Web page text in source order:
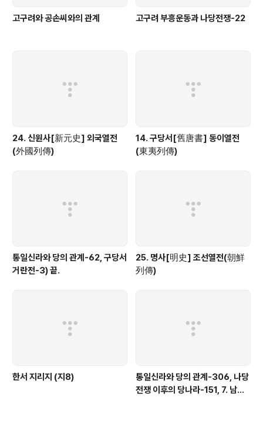
고구려와 공손씨와의 관계 고구려 부흥운동과 나당전쟁-22
24. 신원사[新元史] 외국열전
(外國列傳)
14. 구당서[舊唐書] 동이열전
(東夷列傳)
통일신라와 당의 관계-62, 구당서
거란전-3) 끝.
25. 명사[明史] 조선열전(朝鮮
列傳)
한서 지리지 (지8)
통일신라와 당의 관계-306, 나당
전쟁 이후의 당나라-151, 7. 남조